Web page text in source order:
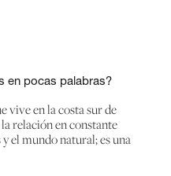
en pocas palabras?
vive en la costa sur de
relación en constante
el mundo natural; es una